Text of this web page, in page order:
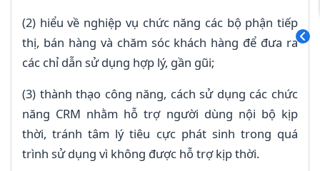
(2) hiểu về nghiệp vụ chức năng các bộ phận tiếp
thị, bán hàng và chăm sóc khách hàng để đưa ra
các chỉ dẫn sử dụng hợp lý, gần gũi;
(3) thành thạo công năng, cách sử dụng các chức
năng CRM nhằm hỗ trợ người dùng nội bộ kịp
thời, tránh tâm lý tiêu cực phát sinh trong quá
trình sử dụng vì không được hỗ trợ kịp thời.